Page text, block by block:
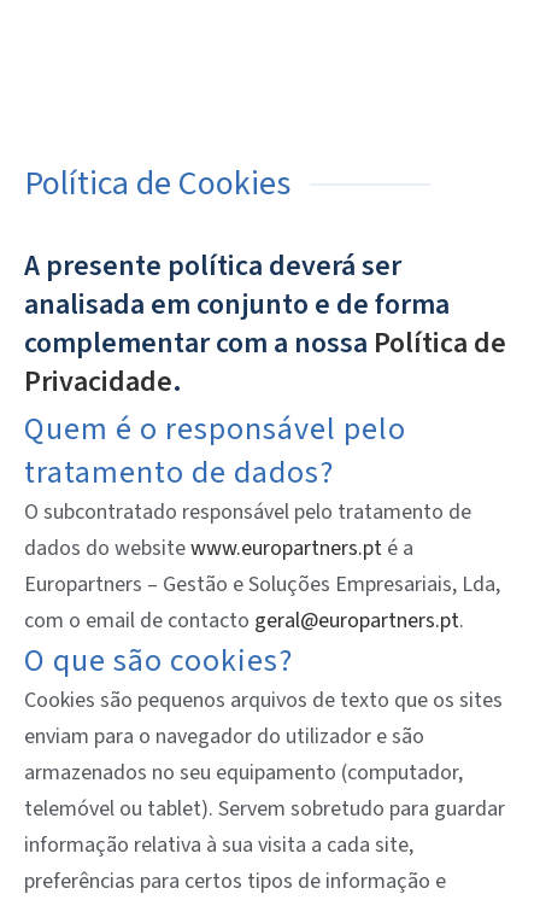
Política de Cookies
A presente política deverá ser
analisada em conjunto e de forma
complementar com a nossa Política de
Privacidade.
Quem é o responsável pelo
tratamento de dados?
O subcontratado responsável pelo tratamento de
dados do websitewww.europartners.pt é a
Europartners – Gestão e Soluções Empresariais, Lda,
com o email de contacto geral@europartners.pt.
O que são cookies?
Cookies são pequenos arquivos de texto que os sites
enviam para o navegador do utilizador e são
armazenados no seu equipamento (computador,
telemóvel ou tablet). Servem sobretudo para guardar
informação relativa à sua visita a cada site,
preferências para certos tipos de informação e